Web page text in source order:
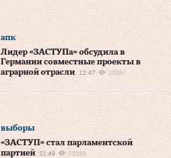
апк
Лидер «ЗАСТУПа» обсудила в
Германии совместные проекты в
аграрной отрасли
12:47 15367
выборы
«ЗАСТУП» стал парламентской
партией
11:49 23599